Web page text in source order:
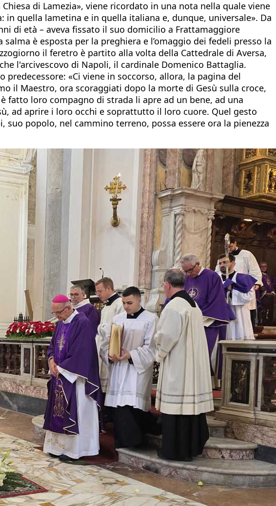
di Lamezia», viene ricordato in una nota nella quale viene
quella lametina e in quella italiana e, dunque, universale». Da
di età – aveva fissato il suo domicilio a Frattamaggiore
è esposta per la preghiera e l’omaggio dei fedeli presso la
il feretro è partito alla volta della Cattedrale di Aversa,
l'arcivescovo di Napoli, il cardinale Domenico Battaglia.
«Ci viene in soccorso, allora, la pagina del
il Maestro, ora scoraggiati dopo la morte di Gesù sulla croce,
fatto loro compagno di strada li apre ad un bene, ad una
ad aprire i loro occhi e soprattutto il loro cuore. Quel gesto
popolo, nel cammino terreno, possa essere ora la pienezza